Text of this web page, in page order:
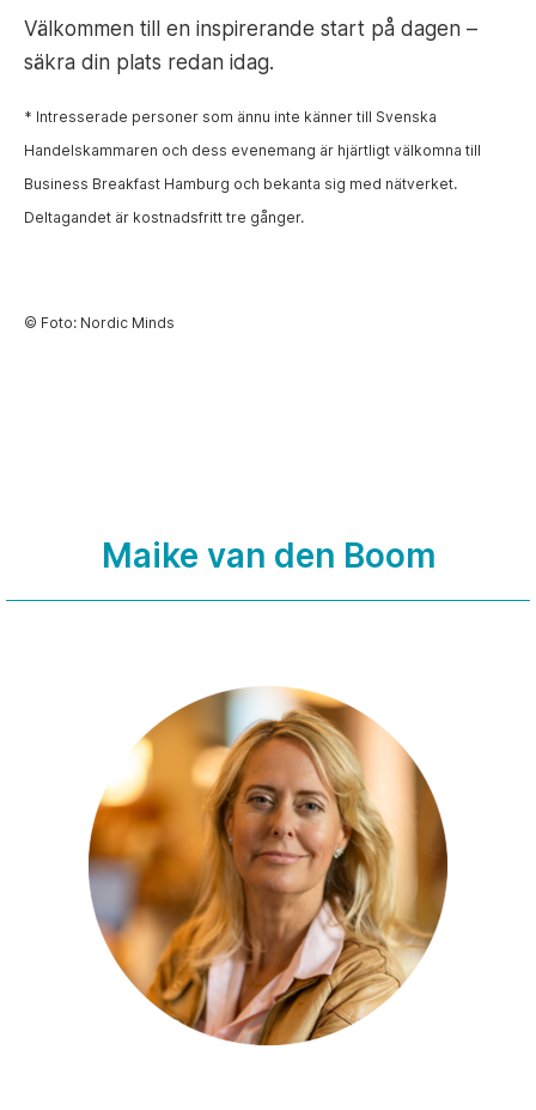
Välkommen till en inspirerande start på dagen –
säkra din plats redan idag.
* Intresserade personer som ännu inte känner till Svenska
Handelskammaren och dess evenemang är hjärtligt välkomna till
Business Breakfast Hamburg och bekanta sig med nätverket.
Deltagandet är kostnadsfritt tre gånger.
© Foto: Nordic Minds
Maike van den Boom